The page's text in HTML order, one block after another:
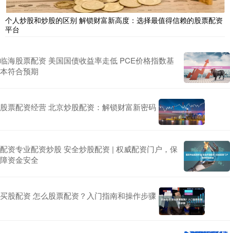
个人炒股和炒股的区别 解锁财富新高度：选择最值得信赖的股票配资
平台
临海股票配资 美国国债收益率走低 PCE价格指数基
本符合预期
股票配资经营 北京炒股配资：解锁财富新密码
配资专业配资炒股 安全炒股配资 | 权威配资门户，保
障资金安全
买股配资 怎么股票配资？入门指南和操作步骤